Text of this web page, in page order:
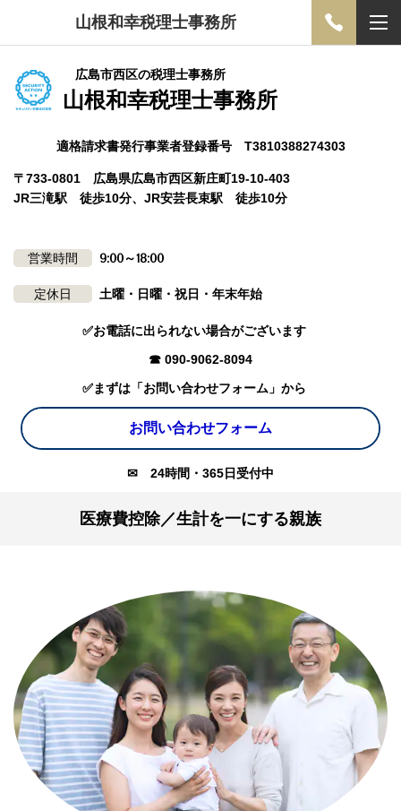
山根和幸税理士事務所
広島市西区の税理士事務所
山根和幸税理士事務所
適格請求書発行事業者登録番号 T3810388274303
〒733-0801 広島県広島市西区新庄町19-10-403
JR三滝駅 徒歩10分、JR安芸長束駅 徒歩10分
営業時間 9:00～18:00
定休日 土曜・日曜・祝日・年末年始
✅お電話に出られない場合がございます
☎ 090-9062-8094
✅まずは「お問い合わせフォーム」から
お問い合わせフォーム
✉ 24時間・365日受付中
医療費控除／生計を一にする親族